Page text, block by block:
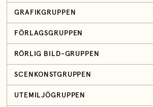
GRAFIKGRUPPEN
FÖRLAGSGRUPPEN
RÖRLIG BILD-GRUPPEN
SCENKONSTGRUPPEN
UTEMILJÖGRUPPEN